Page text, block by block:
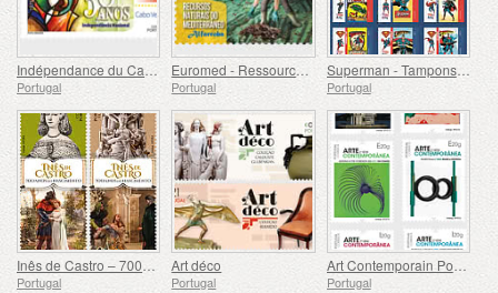
Indépendance du Cap-Vert - 50 Ans
Portugal
Euromed - Ressources Naturelles de la Méditerranée
Portugal
Superman - Tampons Autocollants
Portugal
Inês de Castro – 700e anniversaire
Portugal
Art déco
Portugal
Art Contemporain Portugais - 2e Série
Portugal